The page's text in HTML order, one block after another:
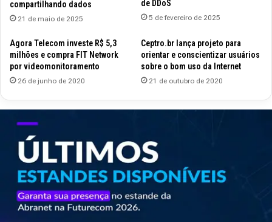
compartilhando dados
21 de maio de 2025
de DDoS
5 de fevereiro de 2025
Agora Telecom investe R$ 5,3
milhões e compra FIT Network
por videomonitoramento
26 de junho de 2020
Ceptro.br lança projeto para
orientar e conscientizar usuários
sobre o bom uso da Internet
21 de outubro de 2020